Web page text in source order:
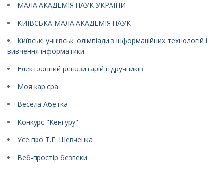
МАЛА АКАДЕМІЯ НАУК УКРАЇНИ
КИЇВСЬКА МАЛА АКАДЕМІЯ НАУК
Київські учнівські олімпіади з інформаційних технологій і
вивчення інформатики
Електронний репозитарій підручників
Моя кар'єра
Весела Абетка
Конкурс "Кенгуру"
Усе про Т.Г. Шевченка
Веб-простір безпеки